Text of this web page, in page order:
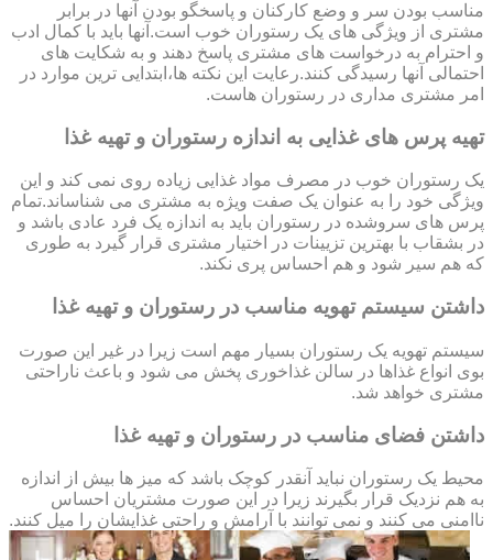
مناسب بودن سر و وضع کارکنان و پاسخگو بودن آنها در برابر
مشتری از ویژگی های یک رستوران خوب است.آنها باید با کمال ادب
و احترام به درخواست های مشتری پاسخ دهند و به شکایت های
احتمالی آنها رسیدگی کنند.رعایت این نکته ها،ابتدایی ترین موارد در
امر مشتری مداری در رستوران هاست.
تهیه پرس های غذایی به اندازه رستوران و تهیه غذا
یک رستوران خوب در مصرف مواد غذایی زیاده روی نمی کند و این
ویژگی خود را به عنوان یک صفت ویژه به مشتری می شناساند.تمام
پرس های سروشده در رستوران باید به اندازه یک فرد عادی باشد و
در بشقاب با بهترین تزیینات در اختیار مشتری قرار گیرد به طوری
که هم سیر شود و هم احساس پری نکند.
داشتن سیستم تهویه مناسب در رستوران و تهیه غذا
سیستم تهویه یک رستوران بسیار مهم است زیرا در غیر این صورت
بوی انواع غذاها در سالن غذاخوری پخش می شود و باعث ناراحتی
مشتری خواهد شد.
داشتن فضای مناسب در رستوران و تهیه غذا
محیط یک رستوران نباید آنقدر کوچک باشد که میز ها بیش از اندازه
به هم نزدیک قرار بگیرند زیرا در این صورت مشتریان احساس
ناامنی می کنند و نمی توانند با آرامش و راحتی غذایشان را میل کنند.